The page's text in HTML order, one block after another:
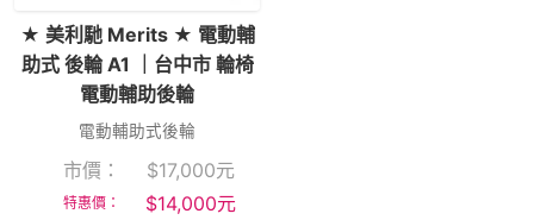
★ 美利馳 Merits ★ 電動輔
助式 後輪 A1 ｜台中市 輪椅
電動輔助後輪
電動輔助式後輪
市價： $17,000元
特惠價： $14,000元